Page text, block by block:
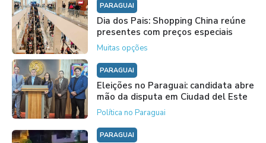
PARAGUAI
Dia dos Pais: Shopping China reúne
presentes com preços especiais
Muitas opções
PARAGUAI
Eleições no Paraguai: candidata abre
mão da disputa em Ciudad del Este
Política no Paraguai
PARAGUAI